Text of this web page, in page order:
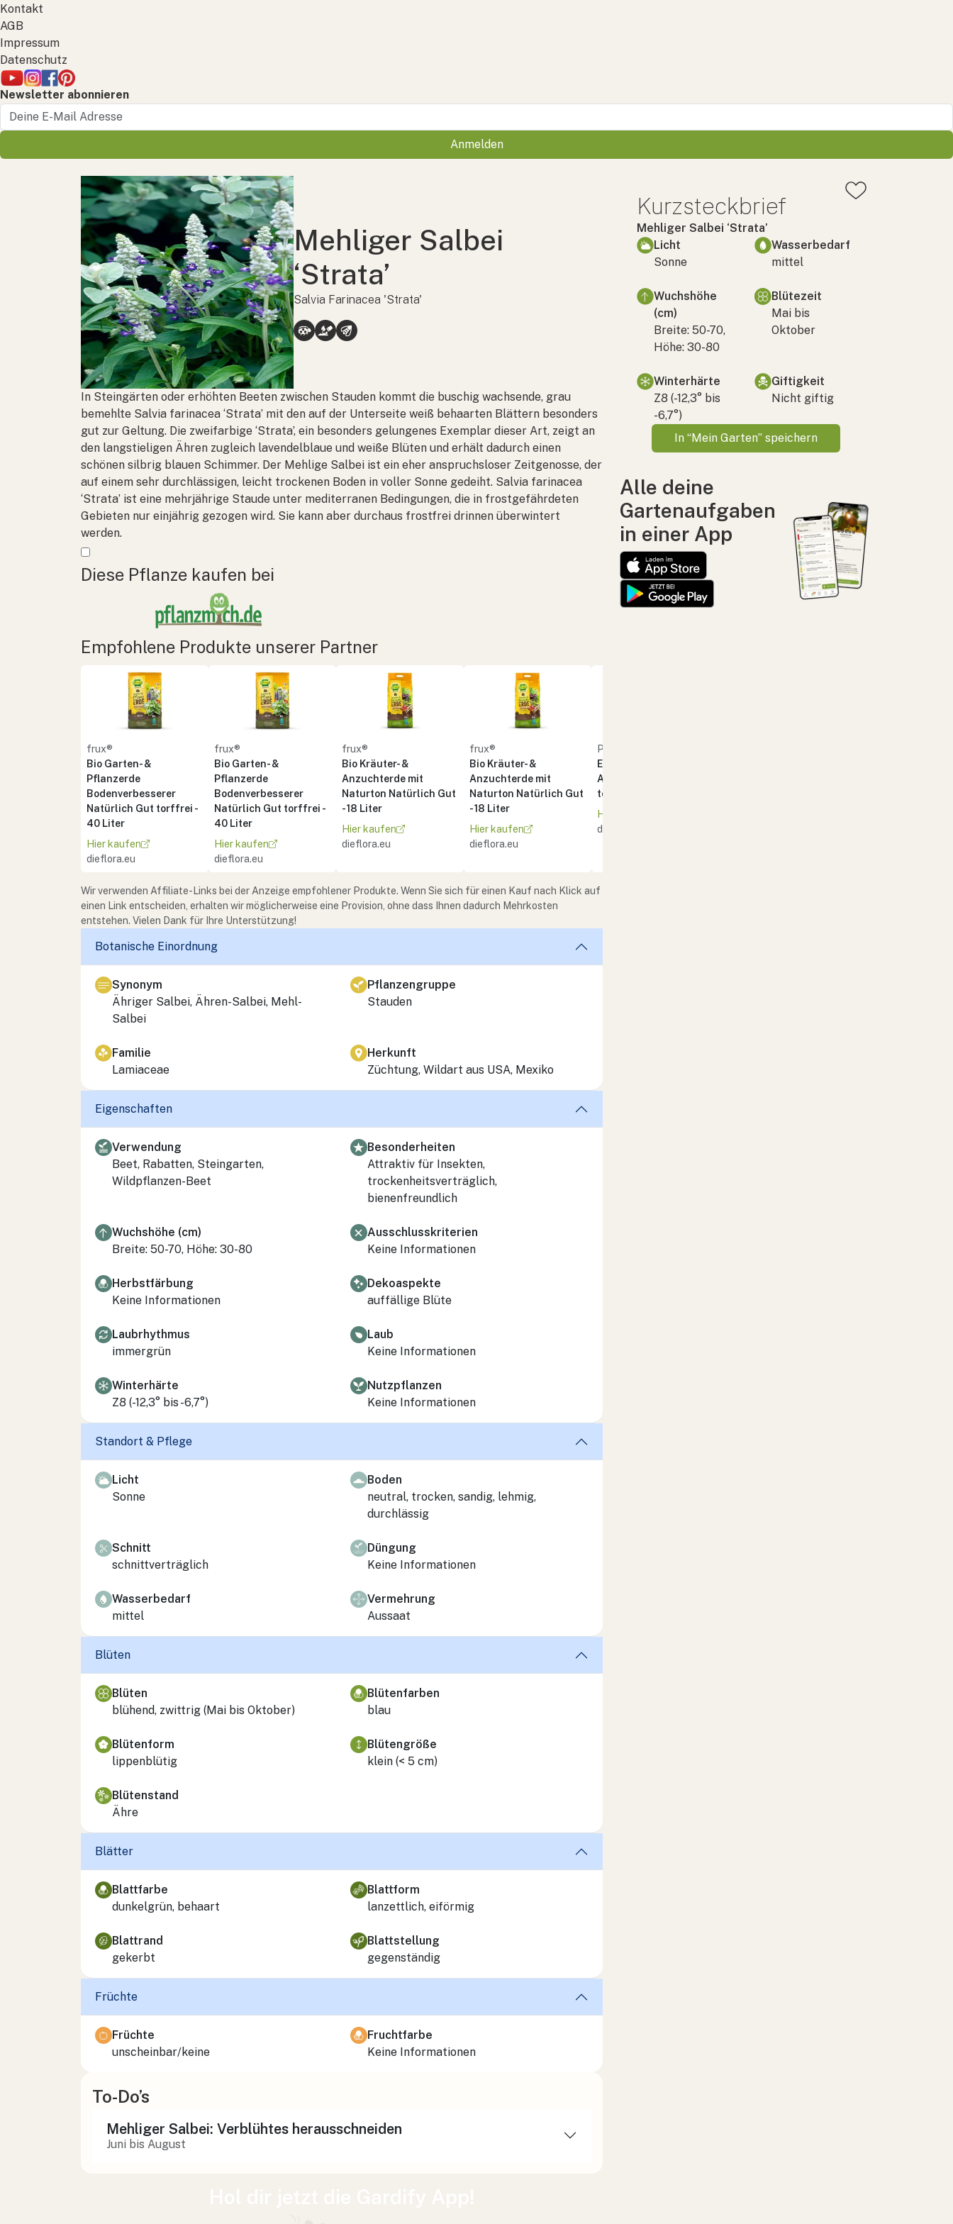
Kontakt
AGB
Impressum
Datenschutz
Newsletter abonnieren
Anmelden
Mehliger Salbei
‘Strata’
Salvia Farinacea 'Strata'
In Steingärten oder erhöhten Beeten zwischen Stauden kommt die buschig wachsende, grau
bemehlte Salvia farinacea ‘Strata’ mit den auf der Unterseite weiß behaarten Blättern besonders
gut zur Geltung. Die zweifarbige ‘Strata’, ein besonders gelungenes Exemplar dieser Art, zeigt an
den langstieligen Ähren zugleich lavendelblaue und weiße Blüten und erhält dadurch einen
schönen silbrig blauen Schimmer. Der Mehlige Salbei ist ein eher anspruchsloser Zeitgenosse, der
auf einem sehr durchlässigen, leicht trockenen Boden in voller Sonne gedeiht. Salvia farinacea
‘Strata’ ist eine mehrjährige Staude unter mediterranen Bedingungen, die in frostgefährdeten
Gebieten nur einjährig gezogen wird. Sie kann aber durchaus frostfrei drinnen überwintert
werden.
Mehr anzeigen
Diese Pflanze kaufen bei
Empfohlene Produkte unserer Partner
frux®
Bio Garten- &
Pflanzerde
Bodenverbesserer
Natürlich Gut torffrei -
40 Liter
Hier kaufen
dieflora.eu
frux®
Bio Garten- &
Pflanzerde
Bodenverbesserer
Natürlich Gut torffrei -
40 Liter
Hier kaufen
dieflora.eu
frux®
Bio Kräuter- &
Anzuchterde mit
Naturton Natürlich Gut
- 18 Liter
Hier kaufen
dieflora.eu
frux®
Bio Kräuter- &
Anzuchterde mit
Naturton Natürlich Gut
- 18 Liter
Hier kaufen
dieflora.eu
PATZER NATUR
Erde BIO für Kräuter
Anzucht & Aussaat
torffrei - 5 Liter
Hier kaufen
dieflora.eu
Wir verwenden Affiliate-Links bei der Anzeige empfohlener Produkte. Wenn Sie sich für einen Kauf nach Klick auf
einen Link entscheiden, erhalten wir möglicherweise eine Provision, ohne dass Ihnen dadurch Mehrkosten
entstehen. Vielen Dank für Ihre Unterstützung!
Botanische Einordnung
Synonym
Ähriger Salbei, Ähren-Salbei, Mehl-
Salbei
Pflanzengruppe
Stauden
Familie
Lamiaceae
Herkunft
Züchtung, Wildart aus USA, Mexiko
Eigenschaften
Verwendung
Beet, Rabatten, Steingarten,
Wildpflanzen-Beet
Besonderheiten
Attraktiv für Insekten,
trockenheitsverträglich,
bienenfreundlich
Wuchshöhe (cm)
Breite: 50-70, Höhe: 30-80
Ausschlusskriterien
Keine Informationen
Herbstfärbung
Keine Informationen
Dekoaspekte
auffällige Blüte
Laubrhythmus
immergrün
Laub
Keine Informationen
Winterhärte
Z8 (-12,3° bis -6,7°)
Nutzpflanzen
Keine Informationen
Standort & Pflege
Licht
Sonne
Boden
neutral, trocken, sandig, lehmig,
durchlässig
Schnitt
schnittverträglich
Düngung
Keine Informationen
Wasserbedarf
mittel
Vermehrung
Aussaat
Blüten
Blüten
blühend, zwittrig (Mai bis Oktober)
Blütenfarben
blau
Blütenform
lippenblütig
Blütengröße
klein (< 5 cm)
Blütenstand
Ähre
Blätter
Blattfarbe
dunkelgrün, behaart
Blattform
lanzettlich, eiförmig
Blattrand
gekerbt
Blattstellung
gegenständig
Früchte
Früchte
unscheinbar/keine
Fruchtfarbe
Keine Informationen
To-Do’s
Mehliger Salbei: Verblühtes herausschneiden
Juni bis August
Kurzsteckbrief
Mehliger Salbei ‘Strata’
Licht
Sonne
Wasserbedarf
mittel
Wuchshöhe
(cm)
Breite: 50-70,
Höhe: 30-80
Blütezeit
Mai bis
Oktober
Winterhärte
Z8 (-12,3° bis
-6,7°)
Giftigkeit
Nicht giftig
In “Mein Garten” speichern
Alle deine
Gartenaufgaben
in einer App